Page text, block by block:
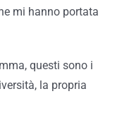
mi hanno portata
questi sono i
la propria